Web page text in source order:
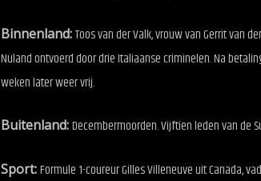
Binnenland:Toos van der Valk, vrouw van Gerrit van
Nuland ontvoerd door drie Italiaanse criminelen. Na
weken later weer vrij.
Buitenland:Decembermoorden. Vijftien leden van de
Sport:Formule 1-coureur Gilles Villeneuve uit Canada,